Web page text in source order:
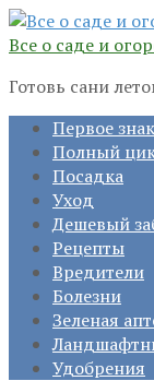
Перейти
к
Все о саде и
Готовь сани
Первое
Полный
Посадка
Уход
Дешевый
Рецепты
Вредители
Болезни
Зеленая
Удобрения